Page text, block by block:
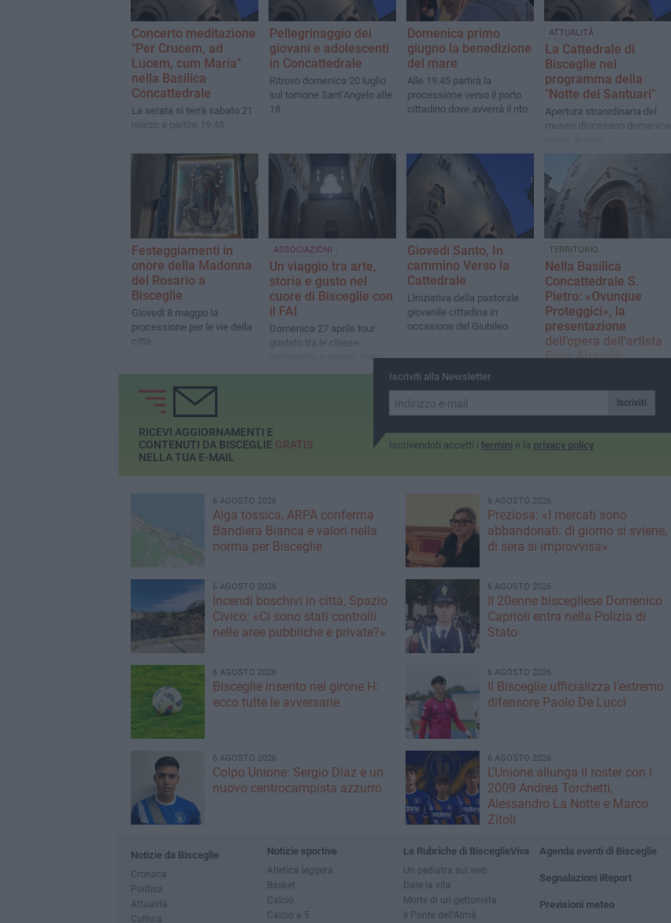
Concerto meditazione
"Per Crucem, ad
Lucem, cum Maria"
nella Basilica
Concattedrale
La serata si terrà sabato 21
marzo a partire 19:45
Pellegrinaggio dei
giovani e adolescenti
in Concattedrale
Ritrovo domenica 20 luglio
sul torrione Sant’Angelo alle
18
Domenica primo
giugno la benedizione
del mare
Alle 19.45 partirà la
processione verso il porto
cittadino dove avverrà il rito
ATTUALITÀ
La Cattedrale di
Bisceglie nel
programma della
"Notte dei Santuari"
Apertura straordinaria del
museo diocesano domenica
Festeggiamenti in
onore della Madonna
del Rosario a
Bisceglie
Giovedì 8 maggio la
processione per le vie della
città
ASSOCIAZIONI
Un viaggio tra arte,
storia e gusto nel
cuore di Bisceglie con
il FAI
Domenica 27 aprile tour
guidato tra le chiese
romaniche e pranzo tipico.
Esperienza immersiva con
Giovedì Santo, In
cammino Verso la
Cattedrale
L'iniziativa della pastorale
giovanile cittadina in
occasione del Giubileo
TERRITORIO
Nella Basilica
Concattedrale S.
Pietro: «Ovunque
Proteggici», la
presentazione
dell’opera dell’artista
Enzo Abascià
domenica 13 aprile
Iscriviti alla Newsletter
Iscriviti
Iscrivendoti accetti i termini e la privacy policy
RICEVI AGGIORNAMENTI E
CONTENUTI DA BISCEGLIE GRATIS
NELLA TUA E-MAIL
6 AGOSTO 2026
Alga tossica, ARPA conferma
Bandiera Bianca e valori nella
norma per Bisceglie
6 AGOSTO 2026
Preziosa: «I mercati sono
abbandonati: di giorno si sviene,
di sera si improvvisa»
6 AGOSTO 2026
Incendi boschivi in città, Spazio
Civico: «Ci sono stati controlli
nelle aree pubbliche e private?»
6 AGOSTO 2026
Il 20enne biscegliese Domenico
Caprioli entra nella Polizia di
Stato
6 AGOSTO 2026
Bisceglie inserito nel girone H:
ecco tutte le avversarie
6 AGOSTO 2026
Il Bisceglie ufficializza l'estremo
difensore Paolo De Lucci
6 AGOSTO 2026
Colpo Unione: Sergio Diaz è un
nuovo centrocampista azzurro
6 AGOSTO 2026
L'Unione allunga il roster con i
2009 Andrea Torchetti,
Alessandro La Notte e Marco
Zitoli
Notizie da Bisceglie
Cronaca
Politica
Attualità
Cultura
Notizie sportive
Atletica leggera
Basket
Calcio
Calcio a 5
Le Rubriche di BisceglieViva
Un pediatra sul web
Dare la vita
Morte di un gettonista
Il Ponte dell'Almà
Agenda eventi di Bisceglie
Segnalazioni iReport
Previsioni meteo